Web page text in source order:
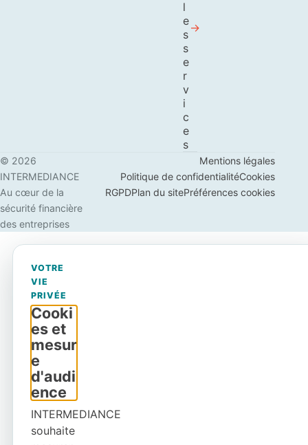
l
e
s
s
e
r
v
i
c
e
s
© 2026
INTERMEDIANCE
Au cœur de la
sécurité financière
des entreprises
Mentions légales
Politique de confidentialitéCookies
RGPDPlan du sitePréférences cookies
VOTRE
VIE
PRIVÉE
Cooki
es et
mesur
e
d'audi
ence
INTERMEDIANCE
souhaite